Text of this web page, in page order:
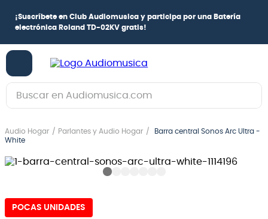
¡Suscríbete en Club Audiomusica y participa por una Batería
electrónica Roland TD-02KV gratis!
Buscar en Audiomusica.com
Audio Hogar Parlantes y Audio Hogar
Barra central Sonos Arc Ultra -
White
POCAS UNIDADES
1.
guitarra electrica
2.
bajo
4.
pioneerdj